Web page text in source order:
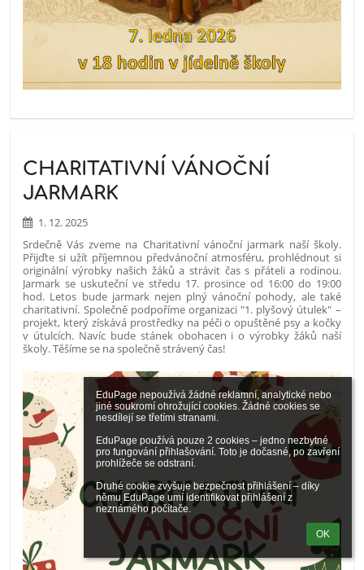
EduPage nepoužívá žádné reklamní, analytické nebo
jiné soukromí ohrožující cookies. Žádné cookies se
nesdílejí se třetími stranami.
EduPage používá pouze 2 cookies – jedno nezbytné
pro fungování přihlašování. Toto je dočasné, po zavření
prohlížeče se odstraní.
Druhé cookie zvyšuje bezpečnost přihlášení – díky
němu EduPage umí identifikovat přihlášení z
neznámého počítače.
OK
CHARITATIVNÍ VÁNOČNÍ
JARMARK
1. 12. 2025
Srdečně Vás zveme na Charitativní vánoční jarmark naší školy.
Přijďte si užít příjemnou předvánoční atmosféru, prohlédnout si
originální výrobky našich žáků a strávit čas s přáteli a rodinou.
Jarmark se uskuteční ve středu 17. prosince od 16:00 do 19:00
hod. Letos bude jarmark nejen plný vánoční pohody, ale také
charitativní. Společně podpoříme organizaci "1. plyšový útulek" –
projekt, který získává prostředky na péči o opuštěné psy a kočky
v útulcích. Navíc bude stánek obohacen i o výrobky žáků naší
školy. Těšíme se na společně strávený čas!